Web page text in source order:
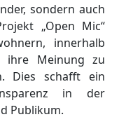
sondern auch
„Open Mic“
innerhalb
ihre Meinung zu
Dies schafft ein
in der
Publikum.